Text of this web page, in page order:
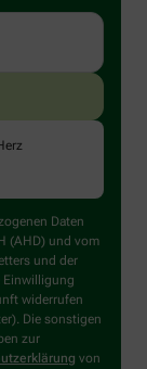
Daten
(AHD) und vom
und der
Einwilligung
widerrufen
Die sonstigen
zur
von